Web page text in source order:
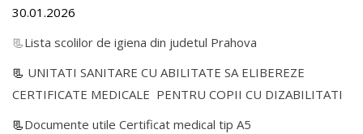
30.01.2026
📃Lista scolilor de igiena din judetul Prahova
📃 UNITATI SANITARE CU ABILITATE SA ELIBEREZE
CERTIFICATE MEDICALE PENTRU COPII CU DIZABILITATI
📃Documente utile Certificat medical tip A5